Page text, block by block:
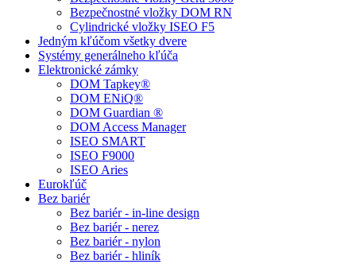
Bezpečnostné vložky DOM RN
Cylindrické vložky ISEO F5
Jedným kľúčom všetky dvere
Systémy generálneho kľúča
Elektronické zámky
DOM Tapkey®
DOM ENiQ®
DOM Guardian ®
DOM Access Manager
ISEO SMART
ISEO F9000
ISEO Aries
Eurokľúč
Bez bariér
Bez bariér - in-line design
Bez bariér - nerez
Bez bariér - nylon
Bez bariér - hliník